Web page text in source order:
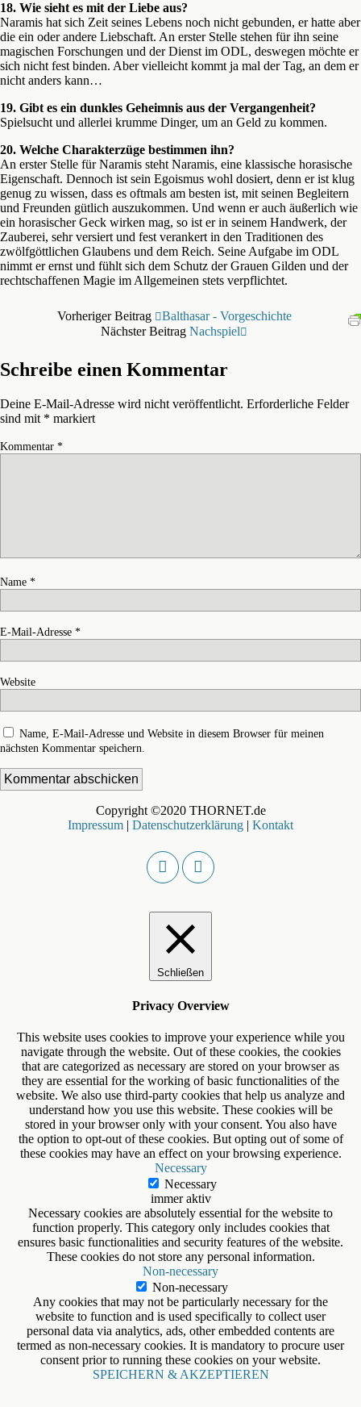
18. Wie sieht es mit der Liebe aus?
Naramis hat sich Zeit seines Lebens noch nicht gebunden, er hatte aber
die ein oder andere Liebschaft. An erster Stelle stehen für ihn seine
magischen Forschungen und der Dienst im ODL, deswegen möchte er
sich nicht fest binden. Aber vielleicht kommt ja mal der Tag, an dem er
nicht anders kann…
19. Gibt es ein dunkles Geheimnis aus der Vergangenheit?
Spielsucht und allerlei krumme Dinger, um an Geld zu kommen.
20. Welche Charakterzüge bestimmen ihn?
An erster Stelle für Naramis steht Naramis, eine klassische horasische
Eigenschaft. Dennoch ist sein Egoismus wohl dosiert, denn er ist klug
genug zu wissen, dass es oftmals am besten ist, mit seinen Begleitern
und Freunden gütlich auszukommen. Und wenn er auch äußerlich wie
ein horasischer Geck wirken mag, so ist er in seinem Handwerk, der
Zauberei, sehr versiert und fest verankert in den Traditionen des
zwölfgöttlichen Glaubens und dem Reich. Seine Aufgabe im ODL
nimmt er ernst und fühlt sich dem Schutz der Grauen Gilden und der
rechtschaffenen Magie im Allgemeinen stets verpflichtet.
Vorheriger Beitrag
Balthasar - Vorgeschichte
Nächster Beitrag Nachspiel
Schreibe einen Kommentar
Deine E-Mail-Adresse wird nicht veröffentlicht. Erforderliche Felder
sind mit * markiert
Kommentar *
Name *
E-Mail-Adresse *
Website
Name, E-Mail-Adresse und Website in diesem Browser für meinen
nächsten Kommentar speichern.
Copyright ©2020 THORNET.de
Impressum | Datenschutzerklärung | Kontakt
Schließen
Privacy Overview
This website uses cookies to improve your experience while you
navigate through the website. Out of these cookies, the cookies
that are categorized as necessary are stored on your browser as
they are essential for the working of basic functionalities of the
website. We also use third-party cookies that help us analyze and
understand how you use this website. These cookies will be
stored in your browser only with your consent. You also have
the option to opt-out of these cookies. But opting out of some of
these cookies may have an effect on your browsing experience.
Necessary
Necessary
immer aktiv
Necessary cookies are absolutely essential for the website to
function properly. This category only includes cookies that
ensures basic functionalities and security features of the website.
These cookies do not store any personal information.
Non-necessary
Non-necessary
Any cookies that may not be particularly necessary for the
website to function and is used specifically to collect user
personal data via analytics, ads, other embedded contents are
termed as non-necessary cookies. It is mandatory to procure user
consent prior to running these cookies on your website.
SPEICHERN & AKZEPTIEREN